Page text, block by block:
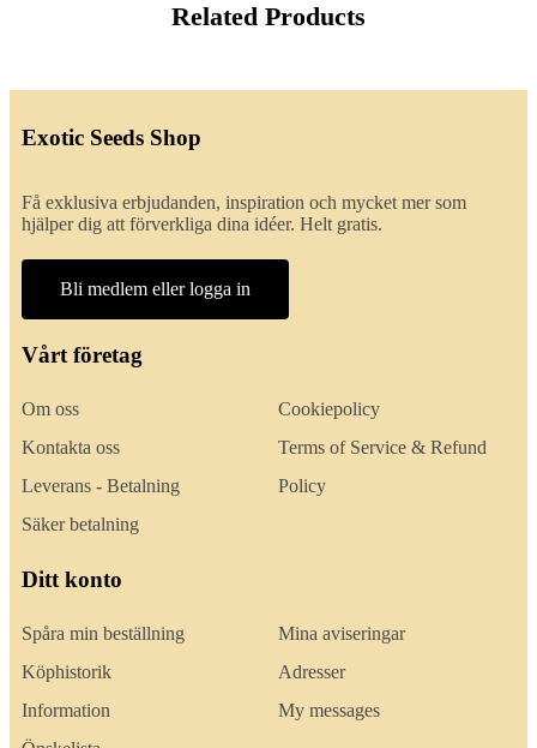
Related Products
Exotic Seeds Shop
Få exklusiva erbjudanden, inspiration och mycket mer som
hjälper dig att förverkliga dina idéer. Helt gratis.
Bli medlem eller logga in
Vårt företag
Om oss
Kontakta oss
Leverans - Betalning
Säker betalning
Cookiepolicy
Terms of Service & Refund
Policy
Ditt konto
Spåra min beställning
Köphistorik
Information
Mina aviseringar
Adresser
My messages